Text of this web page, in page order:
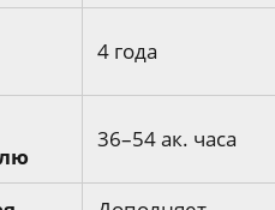
4 года
36–54 ак. часа